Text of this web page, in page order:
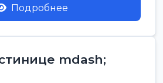
Подробнее
mdash;